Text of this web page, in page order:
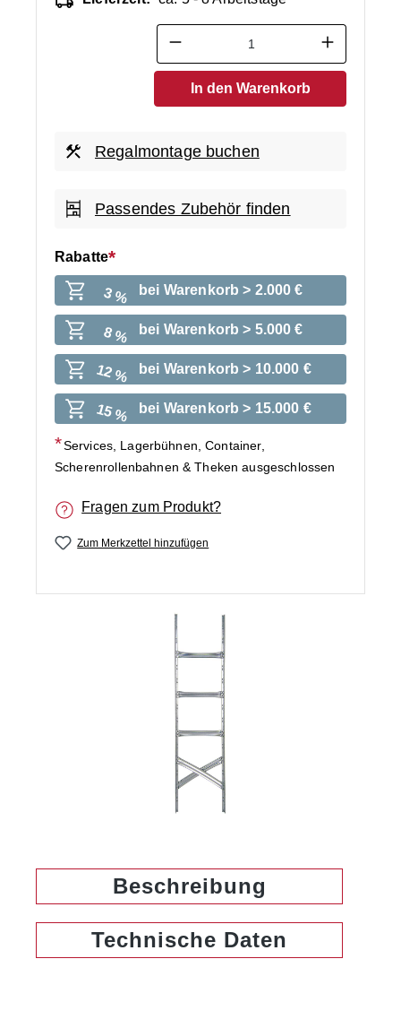
Produkt Anzahl: Gib den
In den Warenkorb
Regalmontage buchen
Passendes Zubehör finden
Rabatte
3 % bei Warenkorb > 2.000 €
8 % bei Warenkorb > 5.000 €
12 % bei Warenkorb > 10.000 €
15 % bei Warenkorb > 15.000 €
Services, Lagerbühnen, Container,
Scherenrollenbahnen & Theken ausgeschlossen
Fragen zum Produkt?
Zum Merkzettel hinzufügen
Bildergalerie überspringen
Beschreibung
Technische Daten